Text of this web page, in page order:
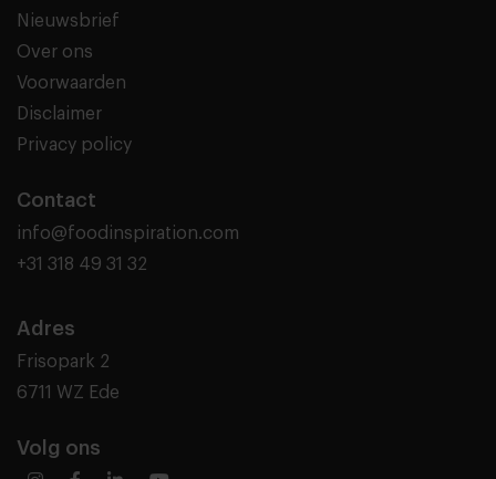
Nieuwsbrief
Over ons
Voorwaarden
Disclaimer
Privacy policy
Contact
info@foodinspiration.com
+31 318 49 31 32
Adres
Frisopark 2
6711 WZ Ede
Volg ons